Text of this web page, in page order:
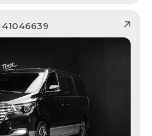
41046639